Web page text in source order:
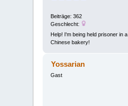
Beiträge: 362
Geschlecht:
Help! I'm being held prisoner in a
Chinese bakery!
Yossarian
Gast